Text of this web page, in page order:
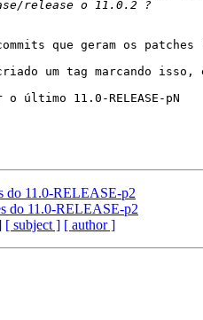
que geram os
um tag marcando
último 11.0-RELEASE-pN
do 11.0-RELEASE-p2
do 11.0-RELEASE-p2
[ subject ] [ author ]